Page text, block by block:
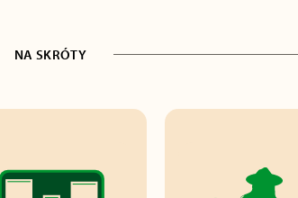
NA SKRÓTY